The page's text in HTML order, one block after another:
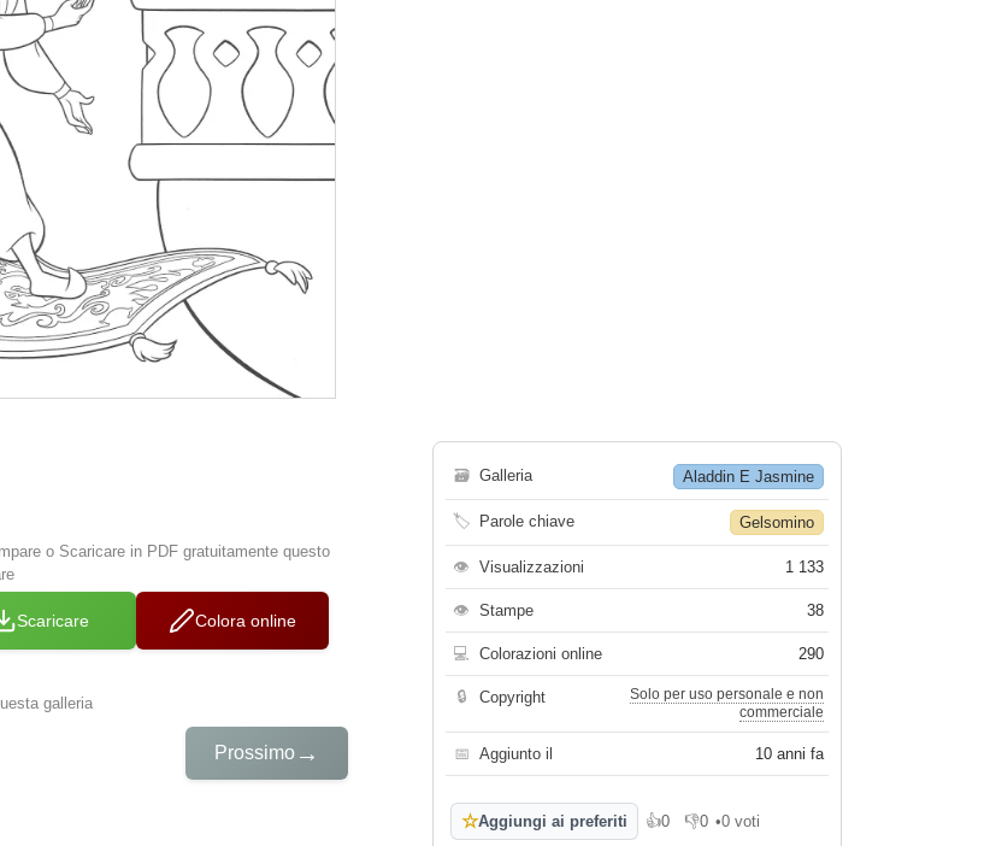
o Scaricare in PDF gratuitamente questo
Scaricare Colora online
galleria
Prossimo →
🗃 Galleria Aladdin E Jasmine
🏷 Parole chiave Gelsomino
👁 Visualizzazioni 1 133
👁 Stampe 38
💻 Colorazioni online 290
🔒 Copyright
Solo per uso personale e non
commerciale
📅 Aggiunto il 10 anni fa
☆Aggiungi ai preferiti 👍0
Mi piace
👎0
Non mi piace
•0 voti